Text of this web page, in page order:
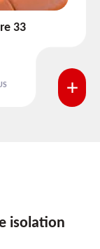
isolation